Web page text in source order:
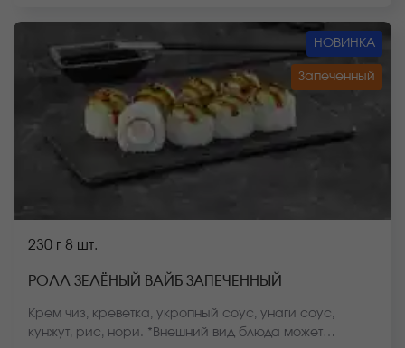
НОВИНКА
Запеченный
230 г 8 шт.
РОЛЛ ЗЕЛЁНЫЙ ВАЙБ ЗАПЕЧЕННЫЙ
Крем чиз, креветка, укропный соус, унаги соус,
кунжут, рис, нори. *Внешний вид блюда может